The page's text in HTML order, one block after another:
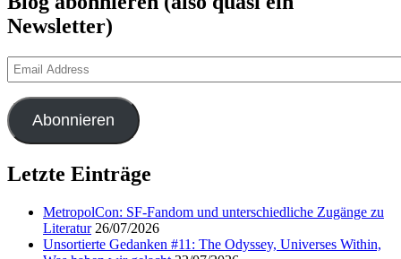
Newsletter)
Email
Address
Abonnieren
Letzte Einträge
MetropolCon: SF-Fandom und unterschiedliche Zugänge zu
Literatur 26/07/2026
Unsortierte Gedanken #11: The Odyssey, Universes Within,